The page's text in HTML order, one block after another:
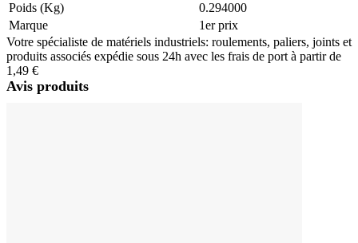
Poids (Kg)
0.294000
Marque
1er prix
Votre spécialiste de matériels industriels: roulements, paliers, joints et
produits associés expédie sous 24h avec les frais de port à partir de
1,49 €
Avis produits